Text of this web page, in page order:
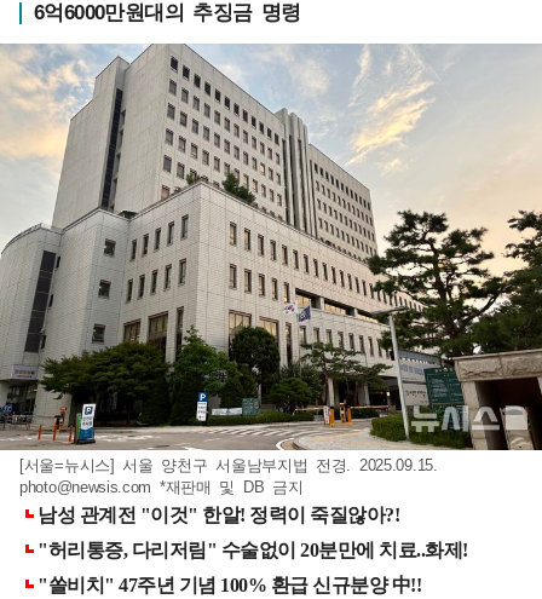
6억6000만원대의 추징금 명령
[서울=뉴시스] 서울 양천구 서울남부지법 전경. 2025.09.15.
photo@newsis.com *재판매 및 DB 금지